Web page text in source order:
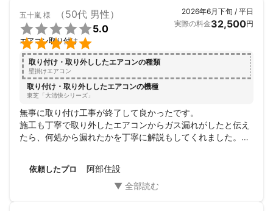
五十嵐 様 （50代 男性）


5.0
エアコン取り付け
2026年6月下旬 / 平日
実際の料金32,500円
取り付け・取り外ししたエアコンの種類
壁掛けエアコン
取り付け・取り外ししたエアコンの機種
東芝「大清快シリーズ」
無事に取り付け工事が終了して良かったです。
施工も丁寧で取り外したエアコンからガス漏れがしたと伝え
たら、何処から漏れたかを丁寧に解説もしてくれました。
依頼したプロ 阿部住設